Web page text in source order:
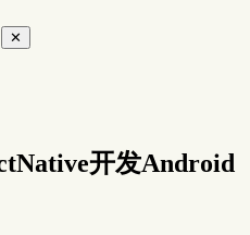
✕
开发Android